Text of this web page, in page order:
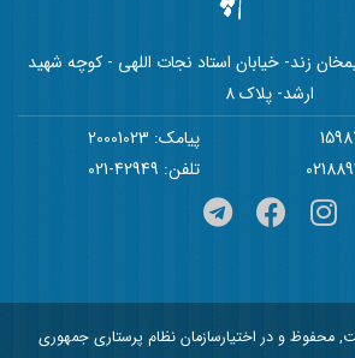
زند- خیابان استاد نجات اللهی - کوچه شهید
ارشد- پلاک 8
پیامک: 20001023
تلفن: 42949-021
محفوظ و در اختیارسازمان نظام پرستاری جمهوری